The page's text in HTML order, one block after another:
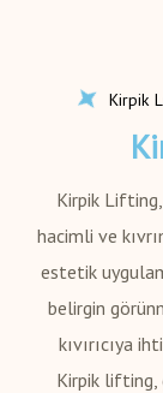
Kirpik
Kirpik
hacimli ve
estetik
belirgin
kıvırıcıya
Kirpik lifting,